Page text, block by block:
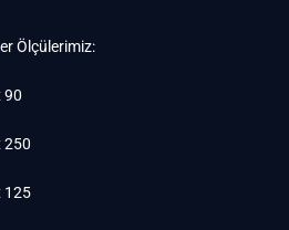
Ölçülerimiz:
90
250
125